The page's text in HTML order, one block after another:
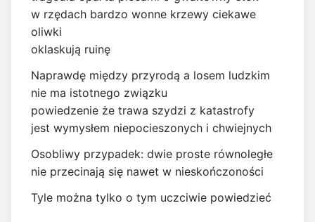
w rzędach bardzo wonne krzewy ciekawe
oliwki
oklaskują ruinę
Naprawdę między przyrodą a losem ludzkim
nie ma istotnego związku
powiedzenie że trawa szydzi z katastrofy
jest wymysłem niepocieszonych i chwiejnych
Osobliwy przypadek: dwie proste równoległe
nie przecinają się nawet w nieskończoności
Tyle można tylko o tym uczciwie powiedzieć